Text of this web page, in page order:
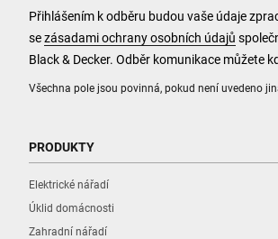
České Budějovice,
Podporuje:
Elektrické nářadí,
nářadí
Všechna pole jsou povinná, pokud není uvedeno
Přihlášením k odběru budou vaše údaje
sezásadami ochrany osobních údajů
Black & Decker. Odběr komunikace můžete
PRODUKTY
Elektrické nářadí
Úklid domácnosti
Zahradní nářadí